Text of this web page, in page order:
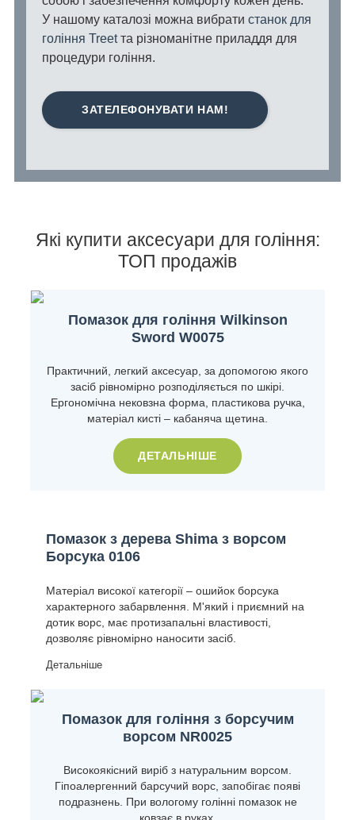
У нашому каталозі можна вибрати станок для
гоління Treetта різноманітне приладдя для
процедури гоління.
ЗАТЕЛЕФОНУВАТИ НАМ!
Які купити аксесуари для гоління:
ТОП продажів
Помазок для гоління Wilkinson
Sword W0075
Практичний, легкий аксесуар, за допомогою якого
засіб рівномірно розподіляється по шкірі.
Ергономічна нековзна форма, пластикова ручка,
матеріал кисті – кабаняча щетина.
ДЕТАЛЬНІШЕ
Помазок з дерева Shima з ворсом
Борсука 0106
Матеріал високої категорії – ошийок борсука
характерного забарвлення. М'який і приємний на
дотик ворс, має протизапальні властивості,
дозволяє рівномірно наносити засіб.
Детальніше
Помазок для гоління з борсучим
ворсом NR0025
Високоякісний виріб з натуральним ворсом.
Гіпоалергенний барсучий ворс, запобігає появі
подразнень. При вологому голінні помазок не